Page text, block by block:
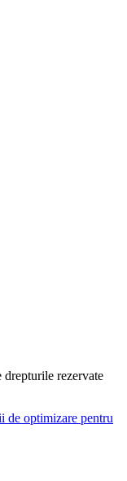
rezervate